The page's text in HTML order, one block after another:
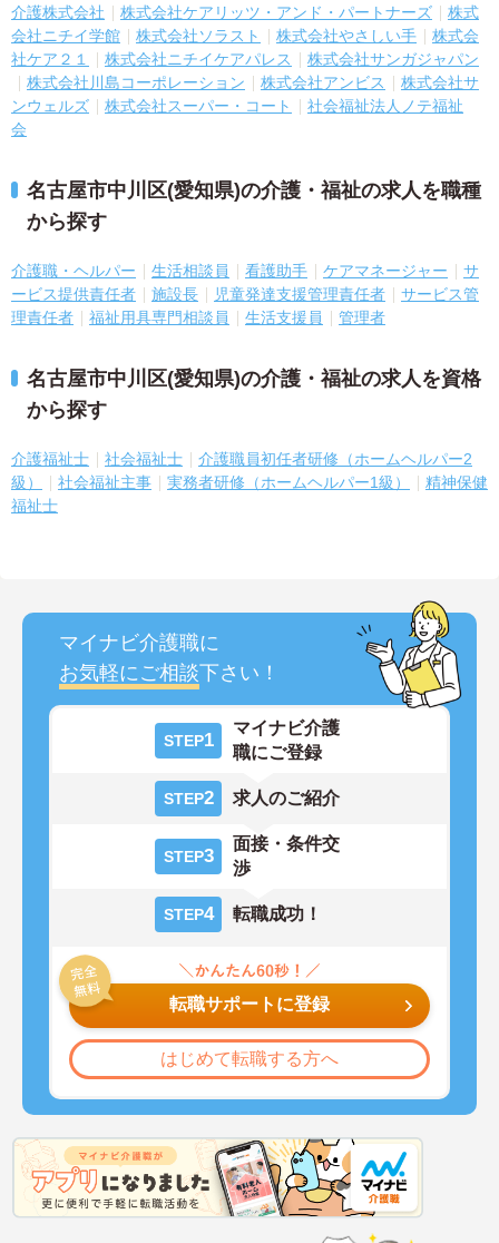
介護株式会社
株式会社ケアリッツ・アンド・パートナーズ
株式
会社ニチイ学館
株式会社ソラスト 株式会社やさしい手
株式会
社ケア２１
株式会社ニチイケアパレス
株式会社サンガジャパン
株式会社川島コーポレーション
株式会社アンビス
株式会社サ
ンウェルズ
株式会社スーパー・コート
社会福祉法人ノテ福祉
会
名古屋市中川区(愛知県)の介護・福祉の求人を職種
から探す
介護職・ヘルパー 生活相談員 看護助手 ケアマネージャー
サ
ービス提供責任者
施設長 児童発達支援管理責任者
サービス管
理責任者
福祉用具専門相談員 生活支援員 管理者
名古屋市中川区(愛知県)の介護・福祉の求人を資格
から探す
介護福祉士 社会福祉士
介護職員初任者研修（ホームヘルパー2
級）
社会福祉主事 実務者研修（ホームヘルパー1級）
精神保健
福祉士
マイナビ介護職に
お気軽にご相談下さい！
STEP1
マイナビ介護
職にご登録
STEP2 求人のご紹介
STEP3
面接・条件交
渉
STEP4 転職成功！
転職サポートに登録
はじめて転職する方へ